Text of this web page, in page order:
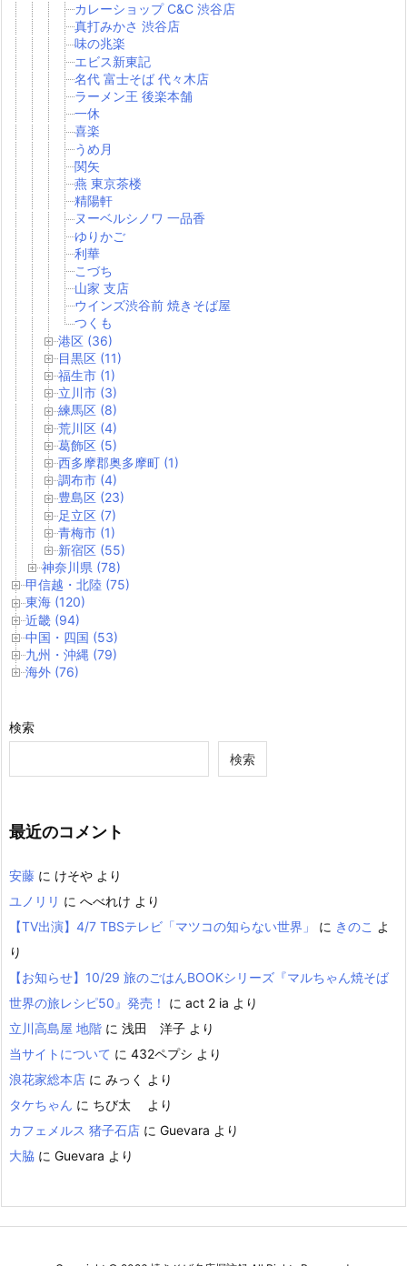
カレーショップ C&C 渋谷店
真打みかさ 渋谷店
味の兆楽
エビス新東記
名代 富士そば 代々木店
ラーメン王 後楽本舗
一休
喜楽
うめ月
関矢
燕 東京茶楼
精陽軒
ヌーベルシノワ 一品香
ゆりかご
利華
こづち
山家 支店
ウインズ渋谷前 焼きそば屋
つくも
港区 (36)
目黒区 (11)
福生市 (1)
立川市 (3)
練馬区 (8)
荒川区 (4)
葛飾区 (5)
西多摩郡奥多摩町 (1)
調布市 (4)
豊島区 (23)
足立区 (7)
青梅市 (1)
新宿区 (55)
神奈川県 (78)
甲信越・北陸 (75)
東海 (120)
近畿 (94)
中国・四国 (53)
九州・沖縄 (79)
海外 (76)
検索
検索
最近のコメント
安藤 に けそや より
ユノリリ に へべれけ より
【TV出演】4/7 TBSテレビ「マツコの知らない世界」
に きのこ よ
り
【お知らせ】10/29 旅のごはんBOOKシリーズ『マルちゃん焼そば
世界の旅レシピ50』発売！
に act 2 ia より
立川高島屋 地階 に 浅田 洋子 より
当サイトについて に 432ペプシ より
浪花家総本店 に みっく より
タケちゃん に ちび太
より
カフェメルス 猪子石店 に Guevara より
大脇 に Guevara より